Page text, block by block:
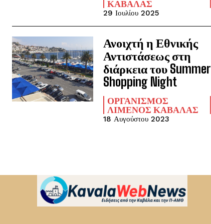
ΚΑΒΆΛΑΣ
29 Ιουλίου 2025
Ανοιχτή η Εθνικής
Αντιστάσεως στη
διάρκεια του Summer
Shopping Night
ΟΡΓΑΝΙΣΜΌΣ
ΛΙΜΈΝΟΣ ΚΑΒΆΛΑΣ
18 Αυγούστου 2023